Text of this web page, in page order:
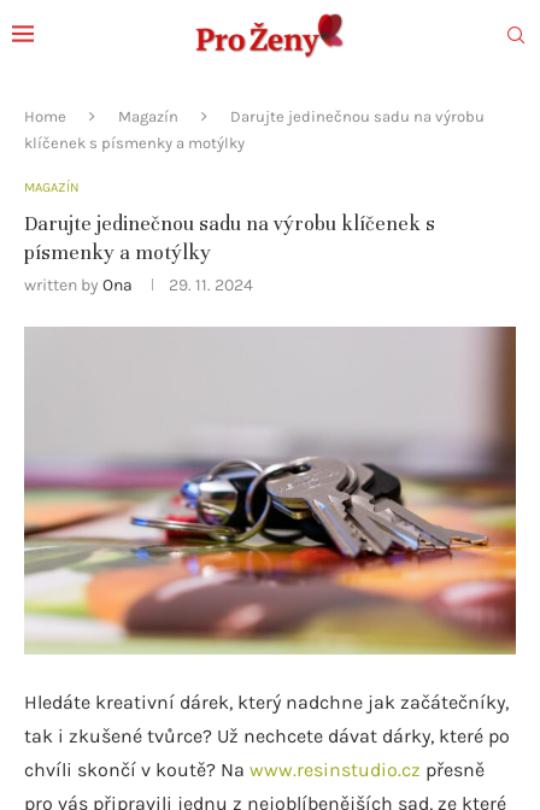
Home Magazín
Darujte jedinečnou sadu na výrobu
klíčenek s písmenky a motýlky
MAGAZÍN
Darujte jedinečnou sadu na výrobu klíčenek s
písmenky a motýlky
written by Ona 29. 11. 2024
Hledáte kreativní dárek, který nadchne jak začátečníky,
tak i zkušené tvůrce? Už nechcete dávat dárky, které po
chvíli skončí v koutě? Na www.resinstudio.cz přesně
pro vás připravili jednu z nejoblíbenějších sad, ze které